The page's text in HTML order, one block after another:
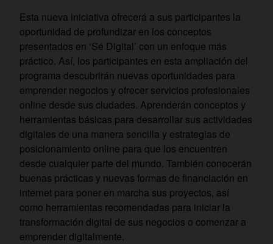
Esta nueva iniciativa ofrecerá a sus participantes la
oportunidad de profundizar en los conceptos
presentados en ‘Sé Digital’ con un enfoque más
práctico. Así, los participantes en esta ampliación del
programa descubrirán nuevas oportunidades para
emprender negocios y ofrecer servicios profesionales
online desde sus ciudades. Aprenderán conceptos y
herramientas básicas para desarrollar sus actividades
digitales de una manera sencilla y estrategias de
posicionamiento online para que los encuentren
desde cualquier parte del mundo. También conocerán
buenas prácticas y nuevas formas de financiación en
internet para poner en marcha sus proyectos, así
como herramientas recomendadas para iniciar la
transformación digital de sus negocios o comenzar a
emprender digitalmente.